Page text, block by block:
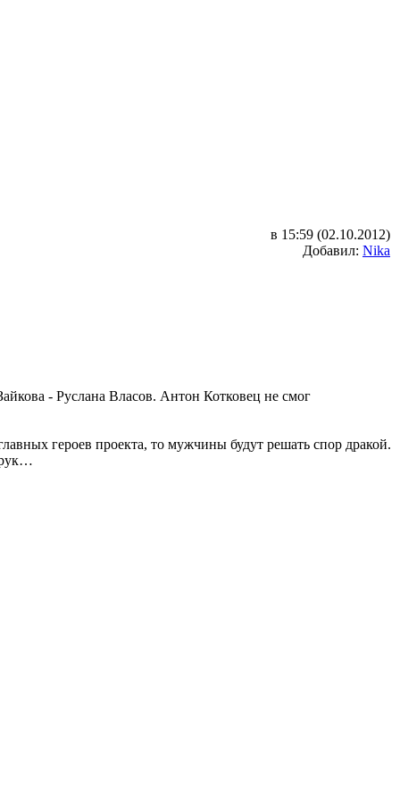
в 15:59 (02.10.2012)
Добавил: Nika
- Руслана Власов. Антон Котковец не смог
героев проекта, то мужчины будут решать спор дракой.